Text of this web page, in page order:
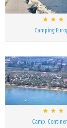
Camping
Camp.